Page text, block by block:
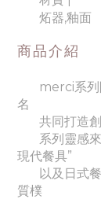
炻器,釉面
商品介紹
merci系
名
共同打造
系列靈感
現代餐具”
以及日式
質樸